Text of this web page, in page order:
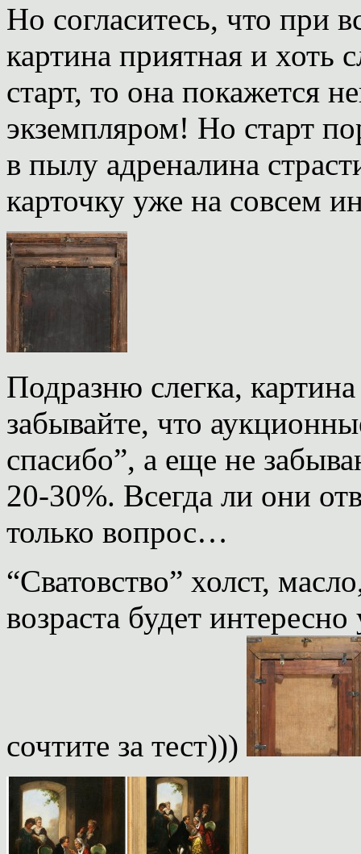
Но согласитесь, что при
картина приятная и хоть
старт, то она покажется
экземпляром! Но старт
в пылу адреналина
карточку уже на совсем
Подразню слегка,
забывайте, что
спасибо”, а еще не
20-30%. Всегда ли они
только вопрос…
“Сватовство” холст,
возраста будет
сочтите за тест)))